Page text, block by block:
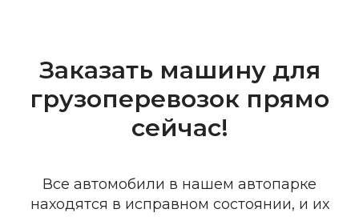
Заказать машину для
грузоперевозок прямо
сейчас!
Все автомобили в нашем автопарке
находятся в исправном состоянии, и их